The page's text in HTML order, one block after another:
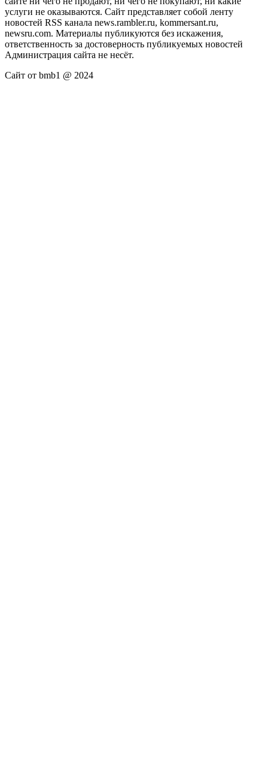
услуги не оказываются. Сайт представляет собой ленту
новостей RSS канала news.rambler.ru, kommersant.ru,
newsru.com. Материалы публикуются без искажения,
ответственность за достоверность публикуемых новостей
Администрация сайта не несёт.
Сайт от bmb1 @ 2024